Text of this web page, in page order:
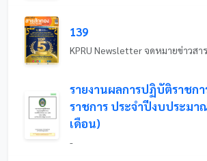
139
รายงานผลการปฏิบัติราชก
ราชการ ประจำปีงบประมา
เดือน)
-